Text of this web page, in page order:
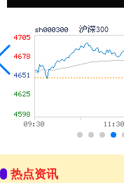
热点资讯